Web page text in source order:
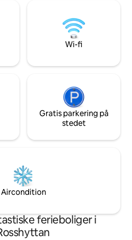
5 km. Adgang til
at låne.
terrassen. Hytten ligger kun 15 minutter
fra Falun og 45
Alpin.
Wi-fi
Gratis parkering på
stedet
Aircondition
ferieboliger i